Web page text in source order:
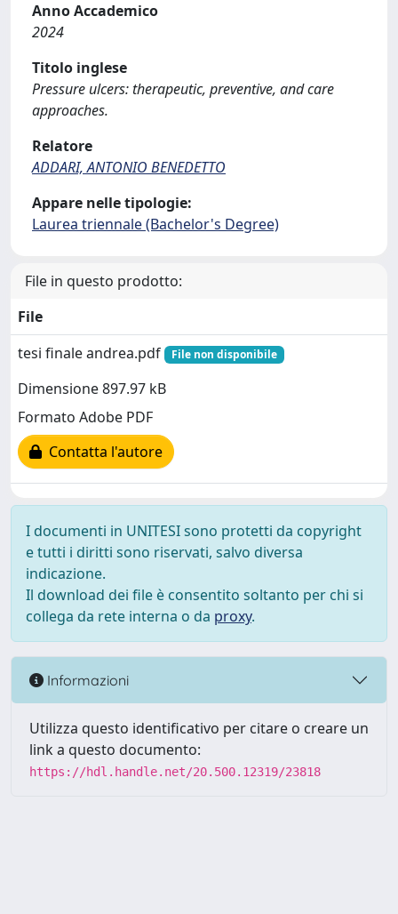
Anno Accademico
2024
Titolo inglese
Pressure ulcers: therapeutic, preventive, and care
approaches.
Relatore
ADDARI, ANTONIO BENEDETTO
Appare nelle tipologie:
Laurea triennale (Bachelor's Degree)
File in questo prodotto:
File
tesi finale andrea.pdf
File non disponibile
Dimensione 897.97 kB
Formato Adobe PDF
Contatta l'autore
I documenti in UNITESI sono protetti da copyright
e tutti i diritti sono riservati, salvo diversa
indicazione.
Il download dei file è consentito soltanto per chi si
collega da rete interna o da proxy.
Informazioni
Utilizza questo identificativo per citare o creare un
link a questo documento:
https://hdl.handle.net/20.500.12319/23818